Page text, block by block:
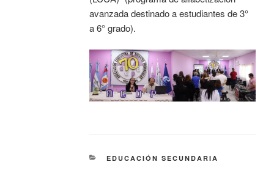
avanzada destinado a estudiantes de 3°
a 6° grado).
EDUCACIÓN SECUNDARIA